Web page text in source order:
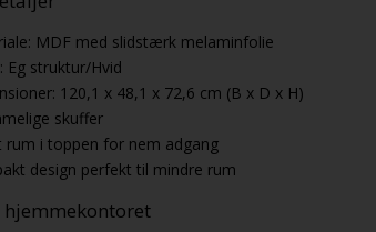
MDF med slidstærk melaminfolie
Eg struktur/Hvid
120,1 x 48,1 x 72,6 cm (B x D x H)
skuffer
rum i toppen for nem adgang
design perfekt til mindre rum
hjemmekontoret